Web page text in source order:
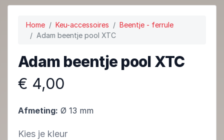
Home Keu-accessoires
Beentje - ferrule
Adam beentje pool XTC
Adam beentje pool XTC
€ 4,00
Afmeting: Ø 13 mm
Kies je kleur